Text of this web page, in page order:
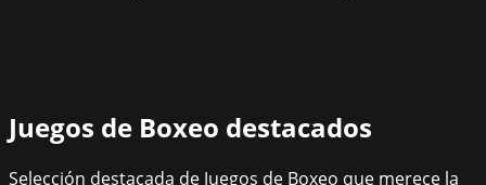
Juegos de Boxeo destacados
Selección destacada de Juegos de Boxeo que merece la